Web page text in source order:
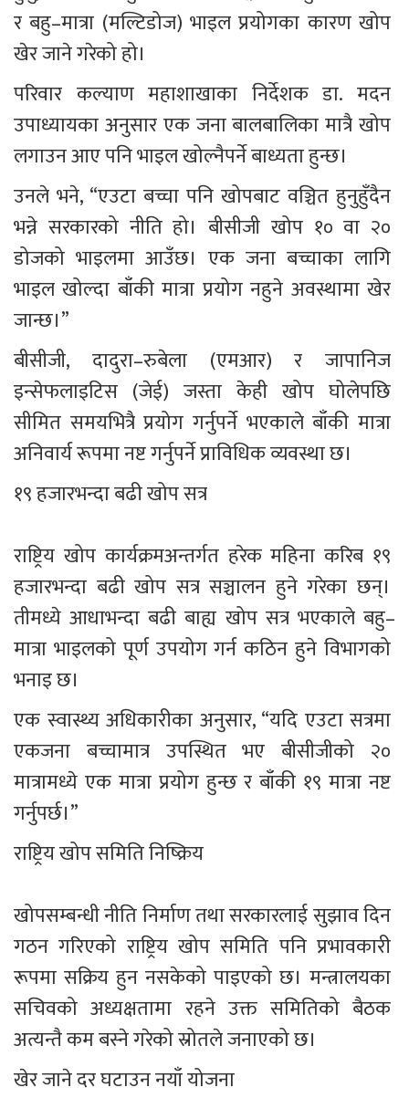
र बहु–मात्रा (मल्टिडोज) भाइल प्रयोगका कारण खोप
खेर जाने गरेको हो।
परिवार कल्याण महाशाखाका निर्देशक डा. मदन
उपाध्यायका अनुसार एक जना बालबालिका मात्रै खोप
लगाउन आए पनि भाइल खोल्नैपर्ने बाध्यता हुन्छ।
उनले भने, “एउटा बच्चा पनि खोपबाट वञ्चित हुनुहुँदैन
भन्ने सरकारको नीति हो। बीसीजी खोप १० वा २०
डोजको भाइलमा आउँछ। एक जना बच्चाका लागि
भाइल खोल्दा बाँकी मात्रा प्रयोग नहुने अवस्थामा खेर
जान्छ।”
बीसीजी, दादुरा–रुबेला (एमआर) र जापानिज
इन्सेफलाइटिस (जेई) जस्ता केही खोप घोलेपछि
सीमित समयभित्रै प्रयोग गर्नुपर्ने भएकाले बाँकी मात्रा
अनिवार्य रूपमा नष्ट गर्नुपर्ने प्राविधिक व्यवस्था छ।
१९ हजारभन्दा बढी खोप सत्र
राष्ट्रिय खोप कार्यक्रमअन्तर्गत हरेक महिना करिब १९
हजारभन्दा बढी खोप सत्र सञ्चालन हुने गरेका छन्।
तीमध्ये आधाभन्दा बढी बाह्य खोप सत्र भएकाले बहु–
मात्रा भाइलको पूर्ण उपयोग गर्न कठिन हुने विभागको
भनाइ छ।
एक स्वास्थ्य अधिकारीका अनुसार, “यदि एउटा सत्रमा
एकजना बच्चामात्र उपस्थित भए बीसीजीको २०
मात्रामध्ये एक मात्रा प्रयोग हुन्छ र बाँकी १९ मात्रा नष्ट
गर्नुपर्छ।”
राष्ट्रिय खोप समिति निष्क्रिय
खोपसम्बन्धी नीति निर्माण तथा सरकारलाई सुझाव दिन
गठन गरिएको राष्ट्रिय खोप समिति पनि प्रभावकारी
रूपमा सक्रिय हुन नसकेको पाइएको छ। मन्त्रालयका
सचिवको अध्यक्षतामा रहने उक्त समितिको बैठक
अत्यन्तै कम बस्ने गरेको स्रोतले जनाएको छ।
खेर जाने दर घटाउन नयाँ योजना